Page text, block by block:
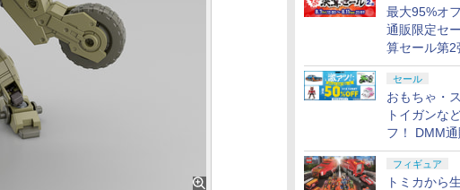
最大95%オ
通販限定セ
算セール第2
時より開催
セール
おもちゃ・
トイガンな
フ！ DMM
ツ！おもち
ル」が開催
フィギュア
トミカから